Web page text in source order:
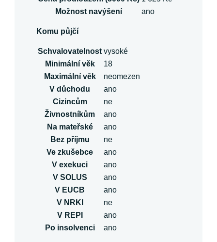
Možnost navýšení
ano
Komu půjčí
Schvalovatelnost vysoké
Minimální věk
18
Maximální věk
neomezen
V důchodu
ano
Cizincům
ne
Živnostníkům
ano
Na mateřské
ano
Bez příjmu
ne
Ve zkušebce
ano
V exekuci
ano
V SOLUS
ano
V EUCB
ano
V NRKI
ne
V REPI
ano
Po insolvenci
ano